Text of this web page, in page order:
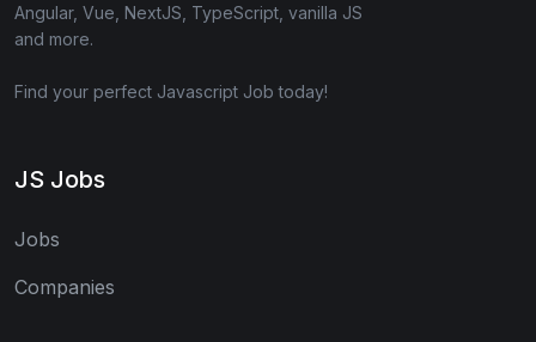
Angular, Vue, NextJS, TypeScript, vanilla JS
and more.
Find your perfect Javascript Job today!
JS Jobs
Jobs
Companies